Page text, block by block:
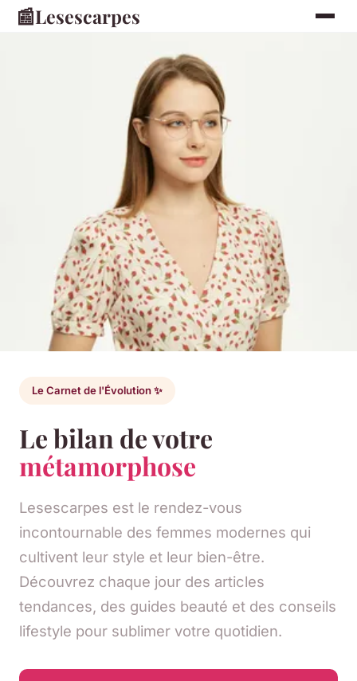
📰Lesescarpes
Le Carnet de l'Évolution ✨
Le bilan de votre
métamorphose
Lesescarpes est le rendez-vous
incontournable des femmes modernes qui
cultivent leur style et leur bien-être.
Découvrez chaque jour des articles
tendances, des guides beauté et des conseils
lifestyle pour sublimer votre quotidien.